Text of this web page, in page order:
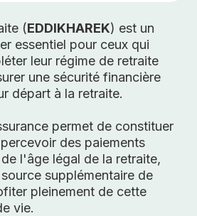
(EDDIKHAREK) est un
essentiel pour ceux qui
leur régime de retraite
une sécurité financière
départ à la retraite.
permet de constituer
des paiements
l'âge légal de la retraite,
supplémentaire de
pleinement de cette
vie.